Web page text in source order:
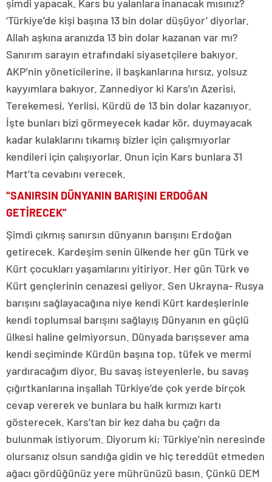
şimdi yapacak. Kars bu yalanlara inanacak mısınız?
‘Türkiye’de kişi başına 13 bin dolar düşüyor’ diyorlar.
Allah aşkına aranızda 13 bin dolar kazanan var mı?
Sanırım sarayın etrafındaki siyasetçilere bakıyor.
AKP’nin yöneticilerine, il başkanlarına hırsız, yolsuz
kayyımlara bakıyor. Zannediyor ki Kars’ın Azerisi,
Terekemesi, Yerlisi, Kürdü de 13 bin dolar kazanıyor.
İşte bunları bizi görmeyecek kadar kör, duymayacak
kadar kulaklarını tıkamış bizler için çalışmıyorlar
kendileri için çalışıyorlar. Onun için Kars bunlara 31
Mart’ta cevabını verecek.
“SANIRSIN DÜNYANIN BARIŞINI ERDOĞAN
GETİRECEK”
Şimdi çıkmış sanırsın dünyanın barışını Erdoğan
getirecek. Kardeşim senin ülkende her gün Türk ve
Kürt çocukları yaşamlarını yitiriyor. Her gün Türk ve
Kürt gençlerinin cenazesi geliyor. Sen Ukrayna- Rusya
barışını sağlayacağına niye kendi Kürt kardeşlerinle
kendi toplumsal barışını sağlayış Dünyanın en güçlü
ülkesi haline gelmiyorsun. Dünyada barışsever ama
kendi seçiminde Kürdün başına top, tüfek ve mermi
yardıracağım diyor. Bu savaş isteyenlerle, bu savaş
çığırtkanlarına inşallah Türkiye’de çok yerde birçok
cevap vererek ve bunlara bu halk kırmızı kartı
gösterecek. Kars’tan bir kez daha bu çağrı da
bulunmak istiyorum. Diyorum ki; Türkiye’nin neresinde
olursanız olsun sandığa gidin ve hiç tereddüt etmeden
ağacı gördüğünüz yere mührünüzü basın. Çünkü DEM